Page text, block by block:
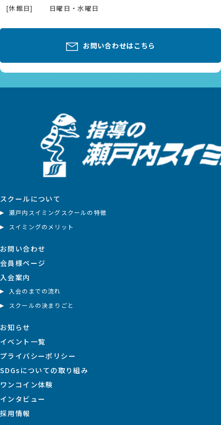
[休館日]
日曜日・水曜日
お問い合わせはこちら
スクールについて
瀬戸内スイミングスクールの特徴
スイミングのメリット
お問い合わせ
会員様ページ
入会案内
入会のまでの流れ
スクールの決まりごと
お知らせ
イベント一覧
プライバシーポリシー
SDGsについての取り組み
ワンコイン体験
インタビュー
採用情報